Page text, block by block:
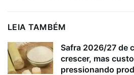
LEIA TAMBÉM
Safra 2026/27 de
crescer, mas
pressionando